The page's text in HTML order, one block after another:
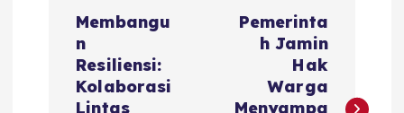
Membangu
n
Resiliensi:
Kolaborasi
Lintas
Pemerinta
h Jamin
Hak
Warga
Menyampa